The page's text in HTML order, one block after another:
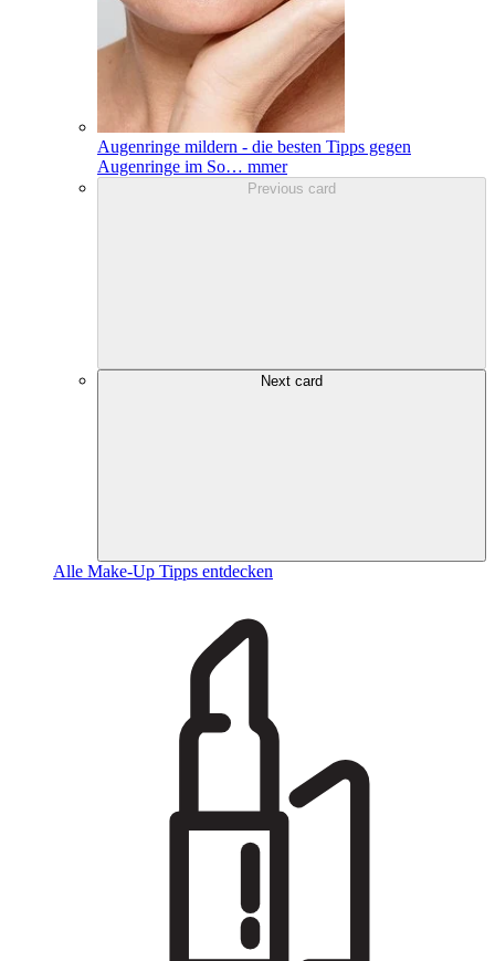
Augenringe mildern - die besten Tipps gegen
Augenringe im So… mmer
Previous card
Next card
Alle Make-Up Tipps entdecken